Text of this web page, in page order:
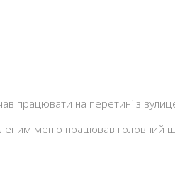
на перетині з
меню працював головний